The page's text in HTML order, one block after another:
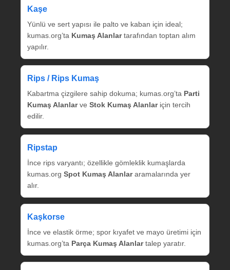
Kaşe
Yünlü ve sert yapısı ile palto ve kaban için ideal;
kumas.org’ta Kumaş Alanlartarafından toptan alım
yapılır.
Rips / Rips Kumaş
Kabartma çizgilere sahip dokuma; kumas.org’ta Parti
Kumaş Alanlarve Stok Kumaş Alanlariçin tercih
edilir.
Ripstap
İnce rips varyantı; özellikle gömleklik kumaşlarda
kumas.org Spot Kumaş Alanlararamalarında yer
alır.
Kaşkorse
İnce ve elastik örme; spor kıyafet ve mayo üretimi için
kumas.org’ta Parça Kumaş Alanlartalep yaratır.